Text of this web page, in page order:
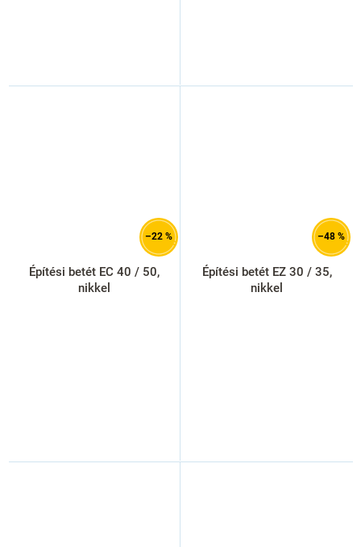
–22 %
Építési betét EC 40 / 50,
nikkel
–48 %
Építési betét EZ 30 / 35,
nikkel